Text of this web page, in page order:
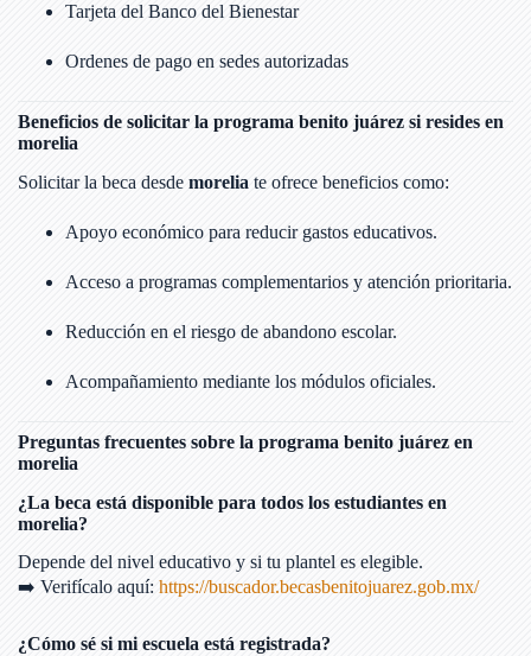
Tarjeta del Banco del Bienestar
Ordenes de pago en sedes autorizadas
Beneficios de solicitar la programa benito juárez si resides en
morelia
Solicitar la beca desde morelia te ofrece beneficios como:
Apoyo económico para reducir gastos educativos.
Acceso a programas complementarios y atención prioritaria.
Reducción en el riesgo de abandono escolar.
Acompañamiento mediante los módulos oficiales.
Preguntas frecuentes sobre la programa benito juárez en
morelia
¿La beca está disponible para todos los estudiantes en
morelia?
Depende del nivel educativo y si tu plantel es elegible.
➡️ Verifícalo aquí: https://buscador.becasbenitojuarez.gob.mx/
¿Cómo sé si mi escuela está registrada?